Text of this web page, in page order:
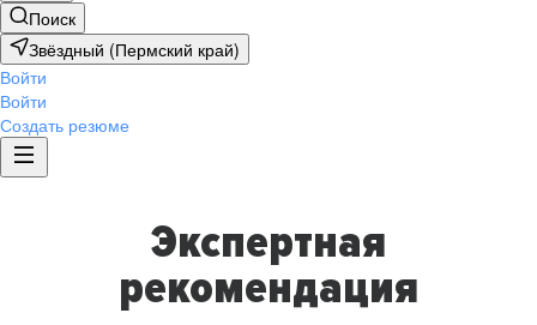
Поиск
Звёздный (Пермский край)
Войти
Войти
Создать резюме
Экспертная
рекомендация